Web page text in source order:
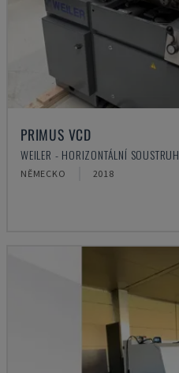
PRIMUS VCD
WEILER - HORIZONTÁLNÍ SOUSTRUH
NĚMECKO 2018